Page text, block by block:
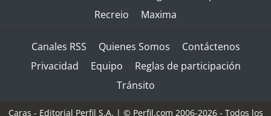
Recreio
Maxima
Canales RSS Quienes Somos
Contáctenos
Privacidad
Equipo
Reglas de participación
Tránsito
Caras - Editorial Perfil S.A. | © Perfil.com 2006-2026 - Todos los